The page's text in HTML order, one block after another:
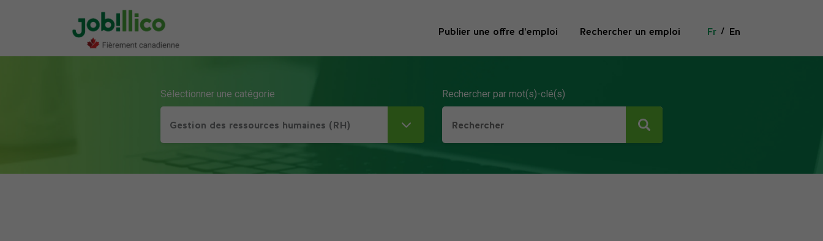
Publier une offre d’emploi Rechercher un emploi Fr En
Sélectionner une catégorie
Gestion des ressources humaines (RH)
Rechercher par mot(s)-clé(s)